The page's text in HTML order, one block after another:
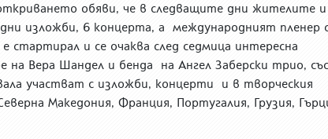
обяви, че в следващите дни жителите и
изложби, 6 концерта, а международният пленер
и се очаква след седмица интересна
Вера Шандел и бенда на Ангел Заберски трио, със
участват с изложби, концерти и в творческия
Македония, Франция, Португалия, Грузия,